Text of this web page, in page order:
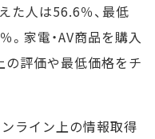
た人は56.6％、最低
家電・AV商品を購入
の評価や最低価格をチ
ライン上の情報取得